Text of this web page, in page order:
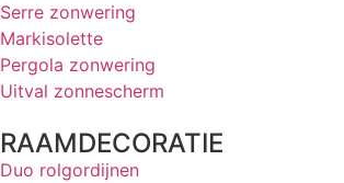
Serre zonwering
Markisolette
Pergola zonwering
Uitval zonnescherm
RAAMDECORATIE
Duo rolgordijnen